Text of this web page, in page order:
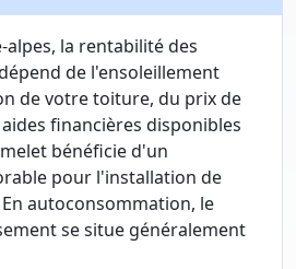
alpes, la rentabilité des
de l'ensoleillement
de votre toiture, du prix de
financières disponibles
bénéficie d'un
pour l'installation de
autoconsommation, le
se situe généralement